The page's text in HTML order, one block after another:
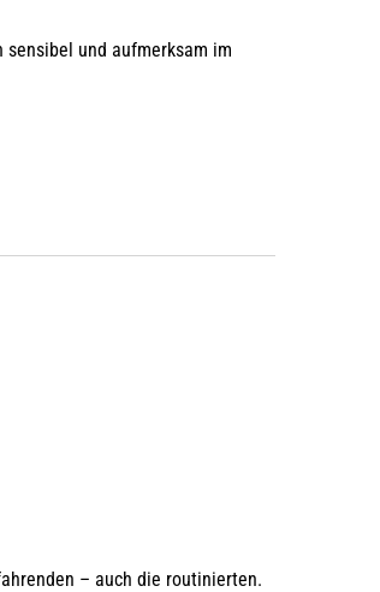
sensibel und aufmerksam im
– auch die routinierten.